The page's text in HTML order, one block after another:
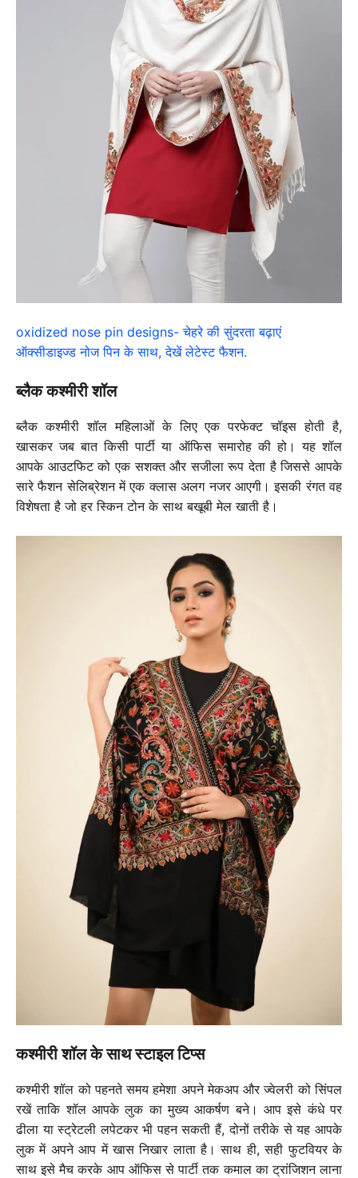
oxidized nose pin designs- चेहरे की सुंदरता बढ़ाएं
ऑक्सीडाइज्ड नोज पिन के साथ, देखें लेटेस्ट फैशन.
ब्लैक कश्मीरी शॉल
ब्लैक कश्मीरी शॉल महिलाओं के लिए एक परफेक्ट चॉइस होती है,
खासकर जब बात किसी पार्टी या ऑफिस समारोह की हो। यह शॉल
आपके आउटफिट को एक सशक्त और सजीला रूप देता है जिससे आपके
सारे फैशन सेलिब्रेशन में एक क्लास अलग नजर आएगी। इसकी रंगत वह
विशेषता है जो हर स्किन टोन के साथ बखूबी मेल खाती है।
कश्मीरी शॉल के साथ स्टाइल टिप्स
कश्मीरी शॉल को पहनते समय हमेशा अपने मेकअप और ज्वेलरी को सिंपल
रखें ताकि शॉल आपके लुक का मुख्य आकर्षण बने। आप इसे कंधे पर
ढीला या स्ट्रेटली लपेटकर भी पहन सकती हैं, दोनों तरीके से यह आपके
लुक में अपने आप में खास निखार लाता है। साथ ही, सही फुटवियर के
साथ इसे मैच करके आप ऑफिस से पार्टी तक कमाल का ट्रांजिशन लाना